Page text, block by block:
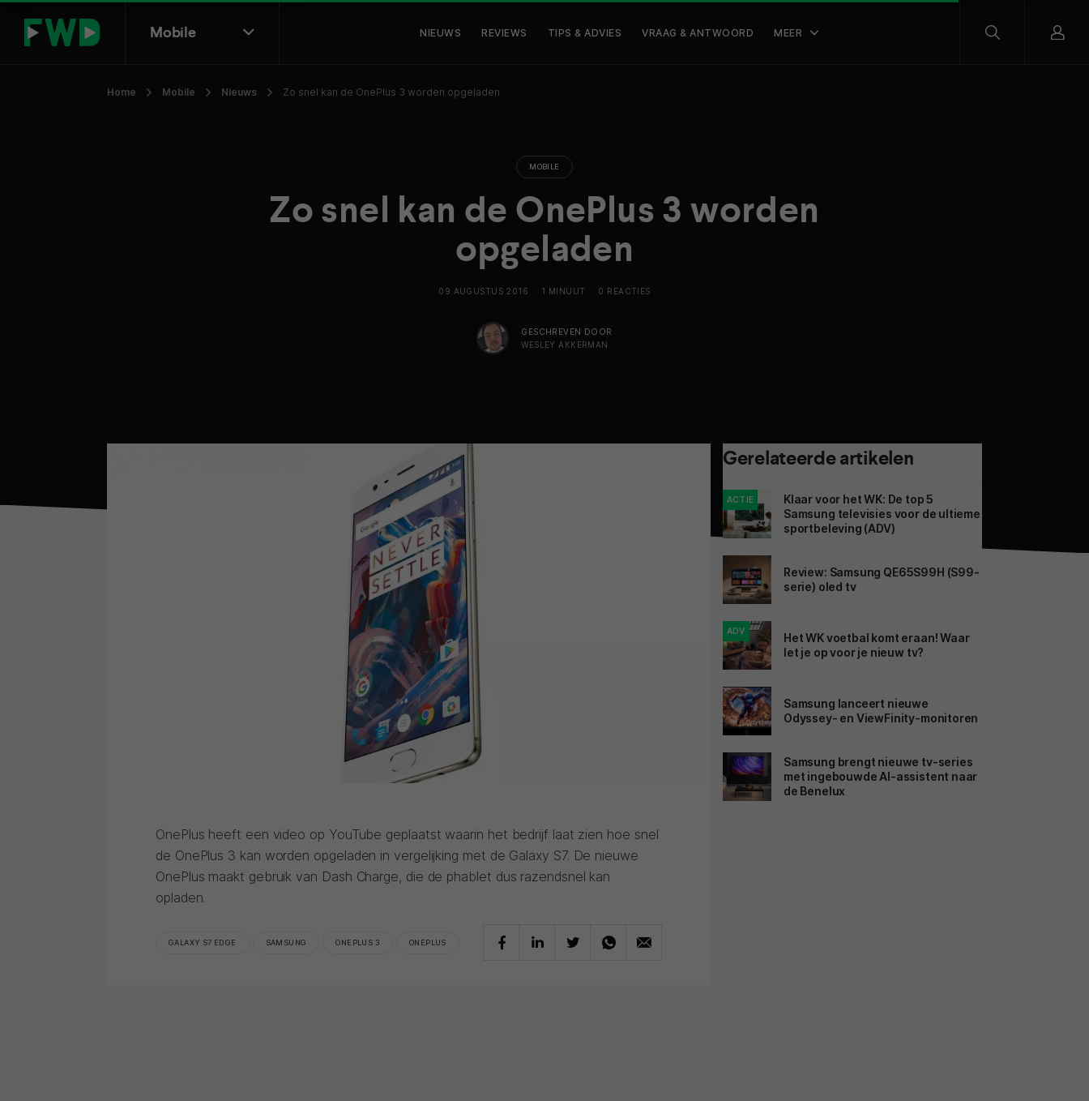
Mobile NIEUWS REVIEWS TIPS & ADVIES VRAAG & ANTWOORD MEER
Home Mobile Nieuws Zo snel kan de OnePlus 3 worden opgeladen
MOBILE
Zo snel kan de OnePlus 3 worden
opgeladen
09 AUGUSTUS 2016 1 MINUUT 0 REACTIES
GESCHREVEN DOOR
WESLEY AKKERMAN
OnePlus heeft een video op YouTube geplaatst waarin het bedrijf laat zien hoe snel
de OnePlus 3 kan worden opgeladen in vergelijking met de Galaxy S7. De nieuwe
OnePlus maakt gebruik van Dash Charge, die de phablet dus razendsnel kan
opladen.
GALAXY S7 EDGE SAMSUNG ONEPLUS 3 ONEPLUS
Gerelateerde artikelen
ACTIE
Klaar voor het WK: De top 5
Samsung televisies voor de ultieme
sportbeleving (ADV)
Review: Samsung QE65S99H (S99-
serie) oled tv
ADV
Het WK voetbal komt eraan! Waar
let je op voor je nieuw tv?
Samsung lanceert nieuwe
Odyssey- en ViewFinity-monitoren
Samsung brengt nieuwe tv-series
met ingebouwde AI-assistent naar
de Benelux